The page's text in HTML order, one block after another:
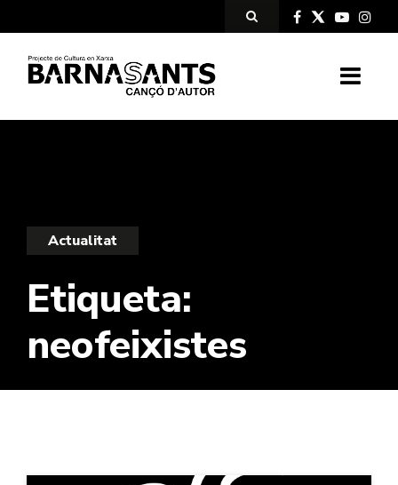
Actualitat
Etiqueta:
neofeixistes